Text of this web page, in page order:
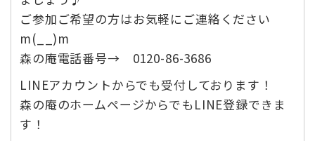
ご参加ご希望の方はお気軽にご連絡ください
m(__)m
森の庵電話番号→ 0120-86-3686
LINEアカウントからでも受付しております！
森の庵のホームページからでもLINE登録できま
す！